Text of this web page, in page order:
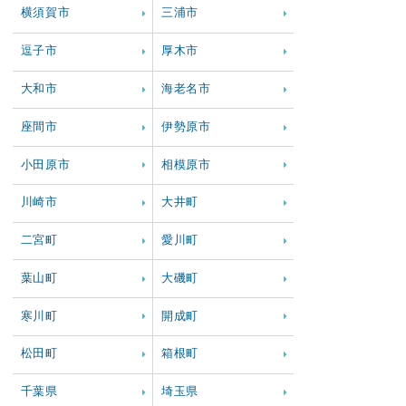
横須賀市 三浦市
逗子市 厚木市
大和市 海老名市
座間市 伊勢原市
小田原市 相模原市
川崎市 大井町
二宮町 愛川町
葉山町 大磯町
寒川町 開成町
松田町 箱根町
千葉県 埼玉県